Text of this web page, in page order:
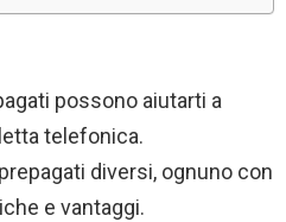
possono aiutarti a
telefonica.
diversi, ognuno con
e vantaggi.